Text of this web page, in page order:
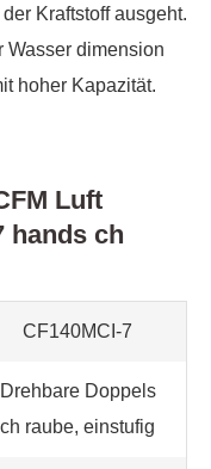
Kraftstoff ausgeht.
Wasser dimension
hoher Kapazität.
Luft
hands ch
CF140MCI-7
Drehbare Doppels
ch raube, einstufig